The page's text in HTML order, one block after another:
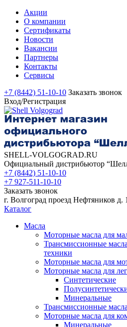
Акции
О компании
Сертификаты
Новости
Вакансии
Партнеры
Контакты
Сервисы
+7 (8442) 51-10-10 Заказать звонок
Вход/Регистрация
SHELL-VOLGOGRAD.RU
Официальный дистрибьютор
+7 (8442) 51-10-10
+7 927-511-10-10
Заказать звонок
г. Волгоград проезд Нефтяников д.
Каталог
Масла
Моторные масла для
Трансмиссионные
техники
Моторные масла для
Моторные масла для
Синтетические
Минеральные
Трансмиссионные
Моторные масла для
Минеральные